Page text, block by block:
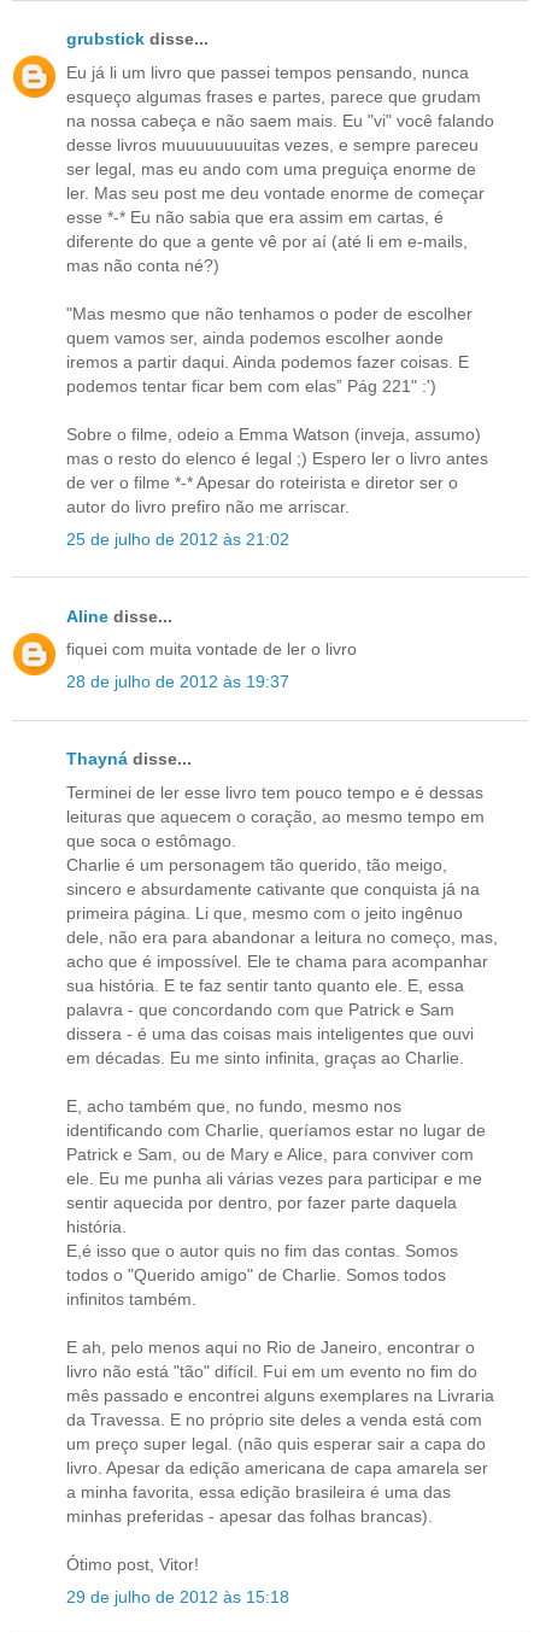
grubstick disse...
Eu já li um livro que passei tempos pensando, nunca
esqueço algumas frases e partes, parece que grudam
na nossa cabeça e não saem mais. Eu "vi" você falando
desse livros muuuuuuuuitas vezes, e sempre pareceu
ser legal, mas eu ando com uma preguiça enorme de
ler. Mas seu post me deu vontade enorme de começar
esse *-* Eu não sabia que era assim em cartas, é
diferente do que a gente vê por aí (até li em e-mails,
mas não conta né?)
"Mas mesmo que não tenhamos o poder de escolher
quem vamos ser, ainda podemos escolher aonde
iremos a partir daqui. Ainda podemos fazer coisas. E
podemos tentar ficar bem com elas” Pág 221" :')
Sobre o filme, odeio a Emma Watson (inveja, assumo)
mas o resto do elenco é legal ;) Espero ler o livro antes
de ver o filme *-* Apesar do roteirista e diretor ser o
autor do livro prefiro não me arriscar.
25 de julho de 2012 às 21:02
Aline disse...
fiquei com muita vontade de ler o livro
28 de julho de 2012 às 19:37
Thayná disse...
Terminei de ler esse livro tem pouco tempo e é dessas
leituras que aquecem o coração, ao mesmo tempo em
que soca o estômago.
Charlie é um personagem tão querido, tão meigo,
sincero e absurdamente cativante que conquista já na
primeira página. Li que, mesmo com o jeito ingênuo
dele, não era para abandonar a leitura no começo, mas,
acho que é impossível. Ele te chama para acompanhar
sua história. E te faz sentir tanto quanto ele. E, essa
palavra - que concordando com que Patrick e Sam
dissera - é uma das coisas mais inteligentes que ouvi
em décadas. Eu me sinto infinita, graças ao Charlie.
E, acho também que, no fundo, mesmo nos
identificando com Charlie, queríamos estar no lugar de
Patrick e Sam, ou de Mary e Alice, para conviver com
ele. Eu me punha ali várias vezes para participar e me
sentir aquecida por dentro, por fazer parte daquela
história.
E,é isso que o autor quis no fim das contas. Somos
todos o "Querido amigo" de Charlie. Somos todos
infinitos também.
E ah, pelo menos aqui no Rio de Janeiro, encontrar o
livro não está "tão" difícil. Fui em um evento no fim do
mês passado e encontrei alguns exemplares na Livraria
da Travessa. E no próprio site deles a venda está com
um preço super legal. (não quis esperar sair a capa do
livro. Apesar da edição americana de capa amarela ser
a minha favorita, essa edição brasileira é uma das
minhas preferidas - apesar das folhas brancas).
Ótimo post, Vitor!
29 de julho de 2012 às 15:18